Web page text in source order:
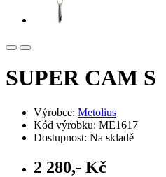
SUPER CAM S
Výrobce: Metolius
Kód výrobku: ME1617
Dostupnost: Na skladě
2 280,- Kč